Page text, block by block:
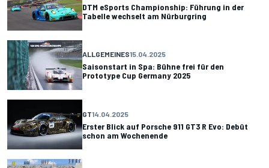
DTM eSports Championship: Führung in der
Tabelle wechselt am Nürburgring
ALLGEMEINES15.04.2025
Saisonstart in Spa: Bühne frei für den
Prototype Cup Germany 2025
GT14.04.2025
Erster Blick auf Porsche 911 GT3 R Evo: Debüt
schon am Wochenende